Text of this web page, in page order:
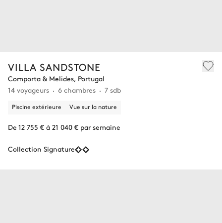
VILLA SANDSTONE
Comporta & Melides, Portugal
14 voyageurs
6 chambres 7 sdb
Piscine extérieure Vue sur la nature
De 12 755 € à 21 040 € par semaine
Collection Signature